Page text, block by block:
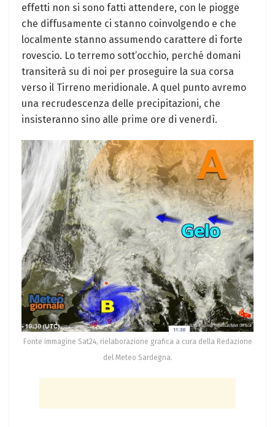
effetti non si sono fatti attendere, con le piogge
che diffusamente ci stanno coinvolgendo e che
localmente stanno assumendo carattere di forte
rovescio. Lo terremo sott’occhio, perché domani
transiterà su di noi per proseguire la sua corsa
verso il Tirreno meridionale. A quel punto avremo
una recrudescenza delle precipitazioni, che
insisteranno sino alle prime ore di venerdì.
Fonte immagine Sat24, rielaborazione grafica a cura della Redazione
del Meteo Sardegna.